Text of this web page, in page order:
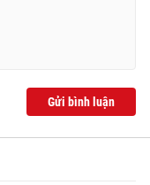
Gửi bình luận